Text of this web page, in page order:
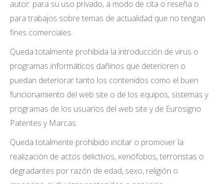
autor: para su uso privado, a modo de cita o reseña o
para trabajos sobre temas de actualidad que no tengan
fines comerciales.
Queda totalmente prohibida la introducción de virus o
programas informáticos dañinos que deterioren o
puedan deteriorar tanto los contenidos como el buen
funcionamiento del web site o de los equipos, sistemas y
programas de los usuarios del web site y de Eurosigno
Patentes y Marcas.
Queda totalmente prohibido incitar o promover la
realización de actos delictivos, xenófobos, terroristas o
degradantes por razón de edad, sexo, religión o